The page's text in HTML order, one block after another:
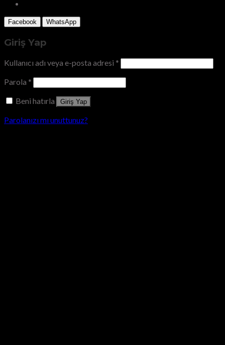
Facebook WhatsApp
Giriş Yap
Kullanıcı adı veya e-posta adresi *
Parola *
Beni hatırla
Giriş Yap
Parolanızı mı unuttunuz?